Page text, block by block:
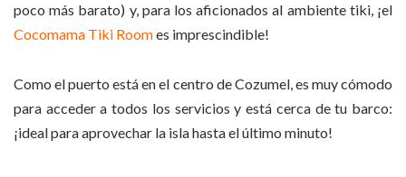
poco más barato) y, para los aficionados al ambiente tiki, ¡el
Cocomama Tiki Roomes imprescindible!
Como el puerto está en el centro de Cozumel, es muy cómodo
para acceder a todos los servicios y está cerca de tu barco:
¡ideal para aprovechar la isla hasta el último minuto!